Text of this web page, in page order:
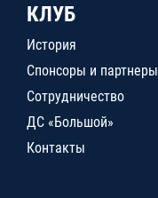
КЛУБ
История
Спонсоры и партнеры
Сотрудничество
ДС «Большой»
Контакты